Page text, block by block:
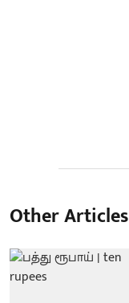
Other Articles